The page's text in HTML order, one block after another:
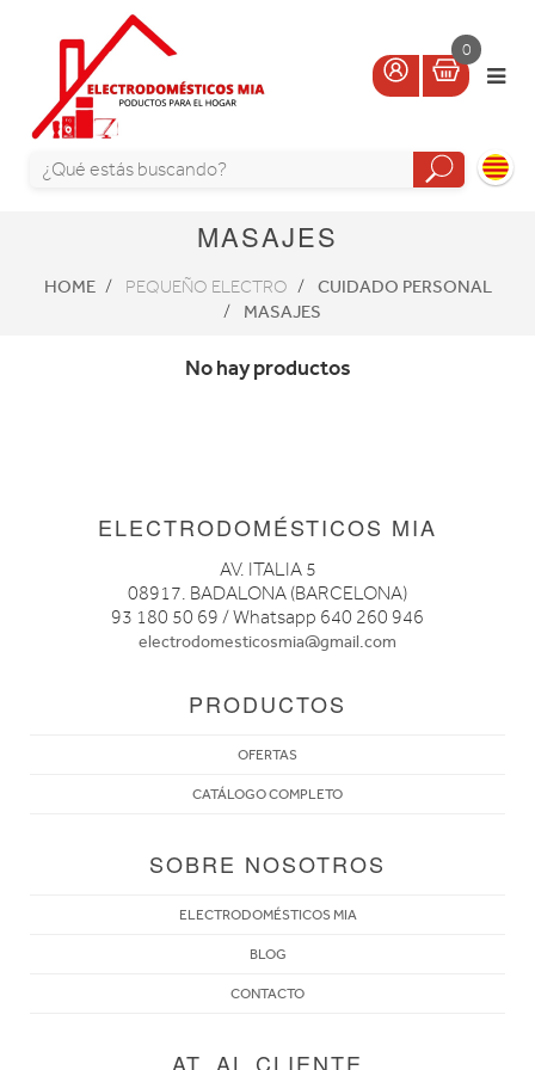
0
MASAJES
HOME PEQUEÑO ELECTRO
CUIDADO PERSONAL
MASAJES
No hay productos
ELECTRODOMÉSTICOS MIA
AV. ITALIA 5
08917. BADALONA (BARCELONA)
93 180 50 69 / Whatsapp 640 260 946
electrodomesticosmia@gmail.com
PRODUCTOS
OFERTAS
CATÁLOGO COMPLETO
SOBRE NOSOTROS
ELECTRODOMÉSTICOS MIA
BLOG
CONTACTO
AT. AL CLIENTE